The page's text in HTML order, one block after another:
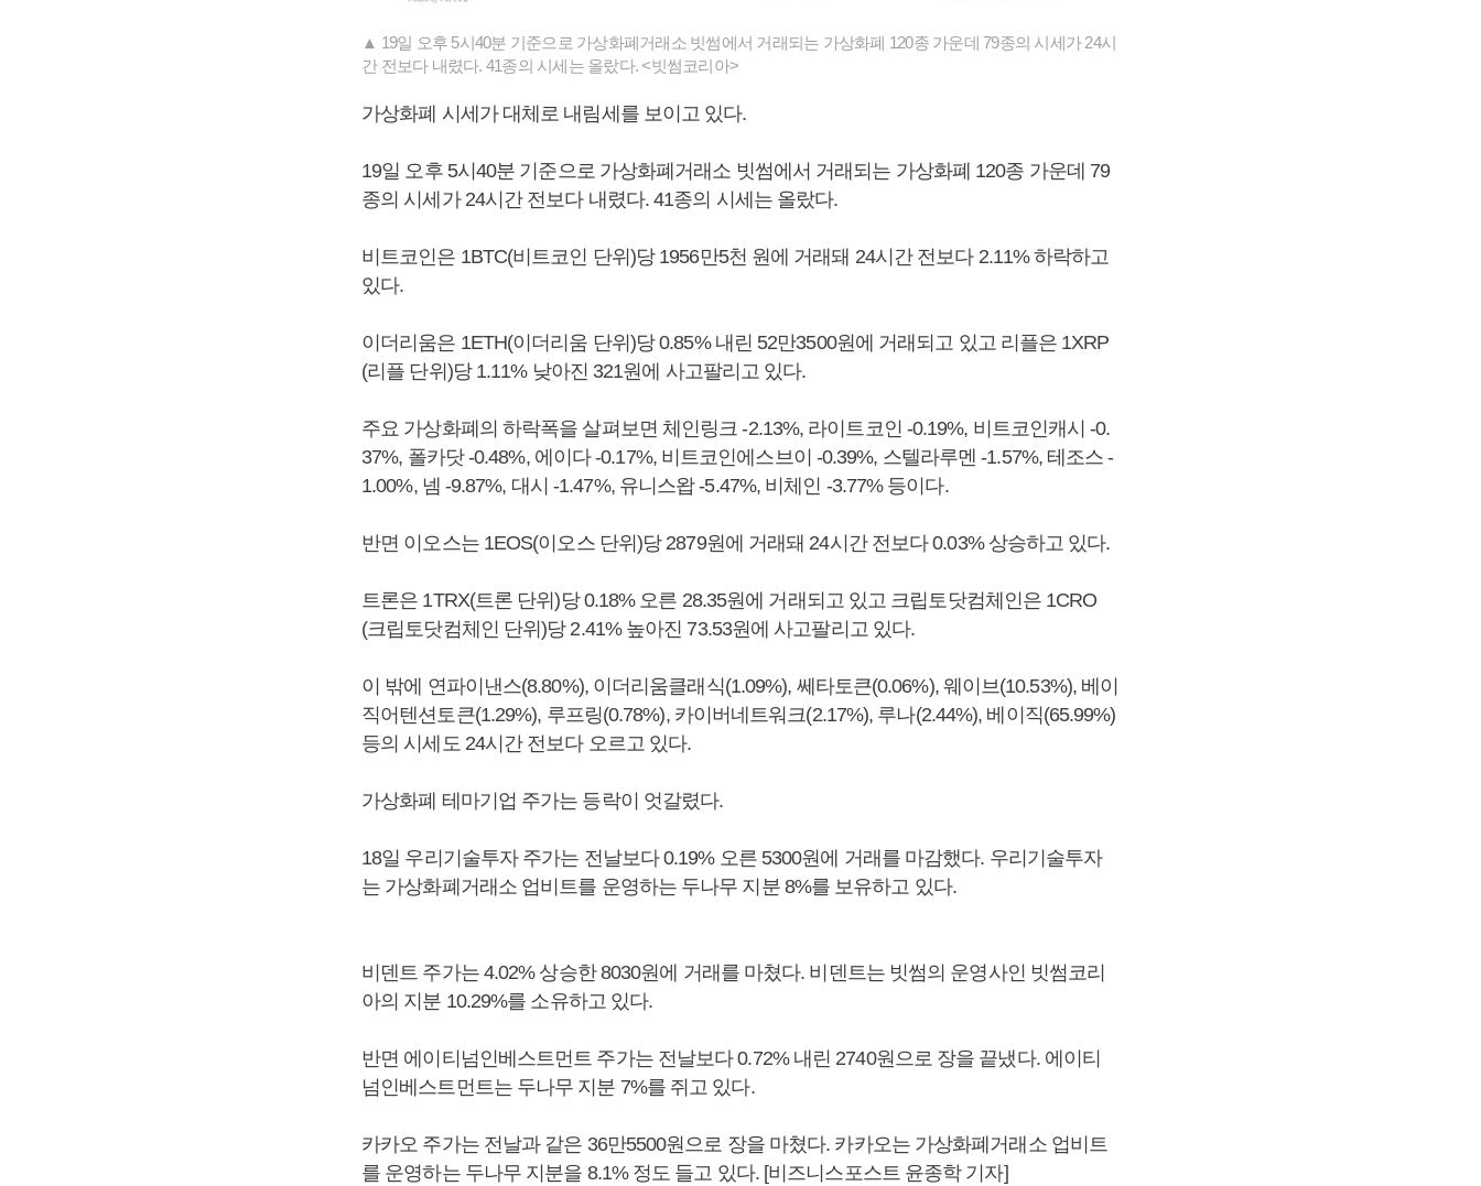
▲ 19일 오후 5시40분 기준으로 가상화폐거래소 빗썸에서 거래되는 가상화폐 120종 가운데 79종의 시세가 24시
간 전보다 내렸다. 41종의 시세는 올랐다. <빗썸코리아>
가상화폐 시세가 대체로 내림세를 보이고 있다.
19일 오후 5시40분 기준으로 가상화폐거래소 빗썸에서 거래되는 가상화폐 120종 가운데 79
종의 시세가 24시간 전보다 내렸다. 41종의 시세는 올랐다.
비트코인은 1BTC(비트코인 단위)당 1956만5천 원에 거래돼 24시간 전보다 2.11% 하락하고
있다.
이더리움은 1ETH(이더리움 단위)당 0.85% 내린 52만3500원에 거래되고 있고 리플은 1XRP
(리플 단위)당 1.11% 낮아진 321원에 사고팔리고 있다.
주요 가상화폐의 하락폭을 살펴보면 체인링크 -2.13%, 라이트코인 -0.19%, 비트코인캐시 -0.
37%, 폴카닷 -0.48%, 에이다 -0.17%, 비트코인에스브이 -0.39%, 스텔라루멘 -1.57%, 테조스 -
1.00%, 넴 -9.87%, 대시 -1.47%, 유니스왑 -5.47%, 비체인 -3.77% 등이다.
반면 이오스는 1EOS(이오스 단위)당 2879원에 거래돼 24시간 전보다 0.03% 상승하고 있다.
트론은 1TRX(트론 단위)당 0.18% 오른 28.35원에 거래되고 있고 크립토닷컴체인은 1CRO
(크립토닷컴체인 단위)당 2.41% 높아진 73.53원에 사고팔리고 있다.
이 밖에 연파이낸스(8.80%), 이더리움클래식(1.09%), 쎄타토큰(0.06%), 웨이브(10.53%), 베이
직어텐션토큰(1.29%), 루프링(0.78%), 카이버네트워크(2.17%), 루나(2.44%), 베이직(65.99%)
등의 시세도 24시간 전보다 오르고 있다.
가상화폐 테마기업 주가는 등락이 엇갈렸다.
18일 우리기술투자 주가는 전날보다 0.19% 오른 5300원에 거래를 마감했다. 우리기술투자
는 가상화폐거래소 업비트를 운영하는 두나무 지분 8%를 보유하고 있다.
비덴트 주가는 4.02% 상승한 8030원에 거래를 마쳤다. 비덴트는 빗썸의 운영사인 빗썸코리
아의 지분 10.29%를 소유하고 있다.
반면 에이티넘인베스트먼트 주가는 전날보다 0.72% 내린 2740원으로 장을 끝냈다. 에이티
넘인베스트먼트는 두나무 지분 7%를 쥐고 있다.
카카오 주가는 전날과 같은 36만5500원으로 장을 마쳤다. 카카오는 가상화폐거래소 업비트
를 운영하는 두나무 지분을 8.1% 정도 들고 있다. [비즈니스포스트 윤종학 기자]